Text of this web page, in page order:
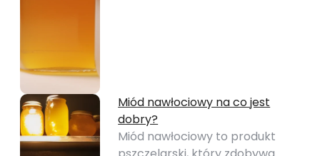
Miód nawłociowy na co jest
dobry?
Miód nawłociowy to produkt